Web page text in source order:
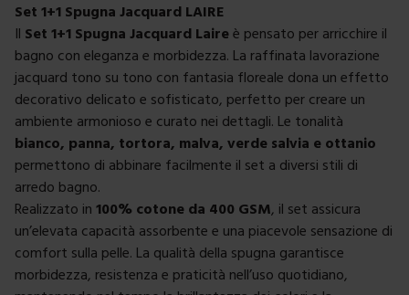
Set 1+1 Spugna Jacquard LAIRE
Il Set 1+1 Spugna Jacquard Laireè pensato per arricchire il
bagno con eleganza e morbidezza. La raffinata lavorazione
jacquard tono su tono con fantasia floreale dona un effetto
decorativo delicato e sofisticato, perfetto per creare un
ambiente armonioso e curato nei dettagli. Le tonalità
bianco, panna, tortora, malva, verde salvia e ottanio
permettono di abbinare facilmente il set a diversi stili di
arredo bagno.
Realizzato in 100% cotone da 400 GSM, il set assicura
un’elevata capacità assorbente e una piacevole sensazione di
comfort sulla pelle. La qualità della spugna garantisce
morbidezza, resistenza e praticità nell’uso quotidiano,